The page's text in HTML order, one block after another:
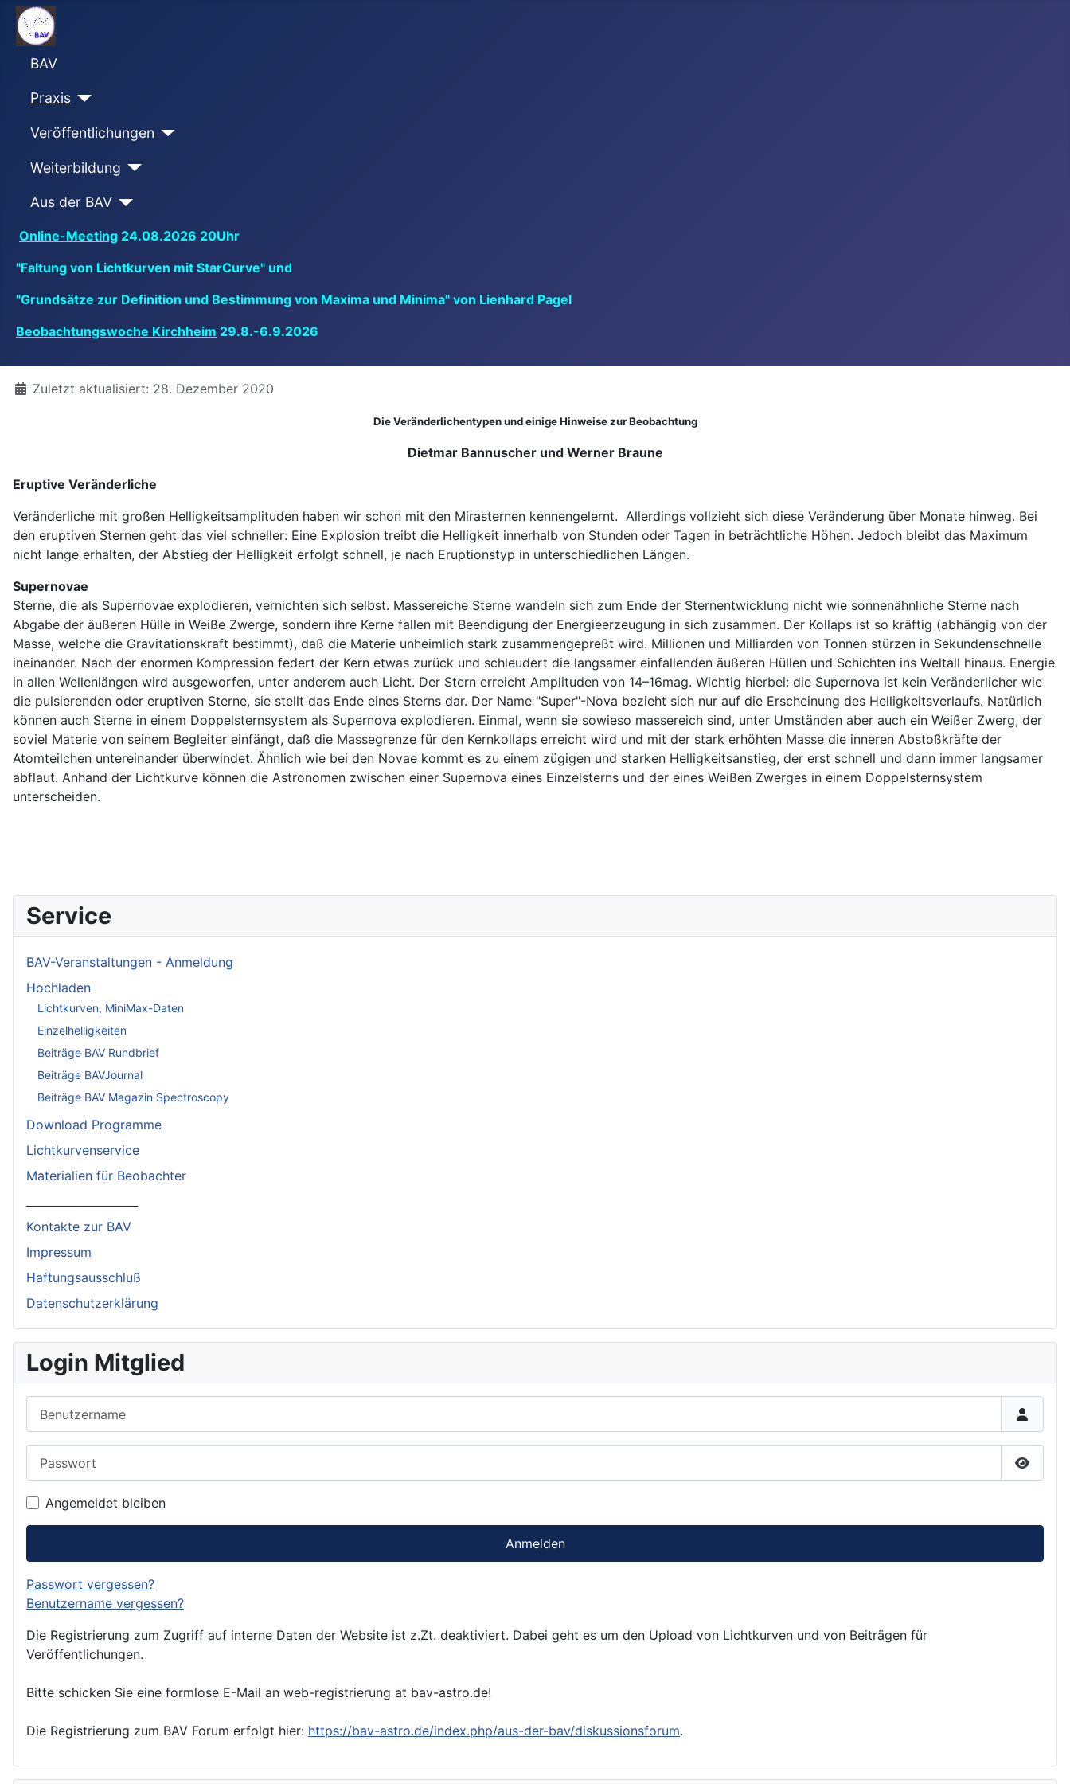
BAV
Praxis
Veröffentlichungen
Weiterbildung
Aus der BAV
Online-Meeting 24.08.2026 20Uhr
"Faltung von Lichtkurven mit StarCurve" und
"Grundsätze zur Definition und Bestimmung von Maxima und Minima" von Lienhard Pagel
Beobachtungswoche Kirchheim 29.8.-6.9.2026
DetailsZuletzt aktualisiert: 28. Dezember 2020
Die Veränderlichentypen und einige Hinweise zur Beobachtung
Dietmar Bannuscher und Werner Braune
Eruptive Veränderliche
Veränderliche mit großen Helligkeitsamplituden haben wir schon mit den Mirasternen kennengelernt. Allerdings vollzieht sich diese Veränderung über Monate hinweg. Bei
den eruptiven Sternen geht das viel schneller: Eine Explosion treibt die Helligkeit innerhalb von Stunden oder Tagen in beträchtliche Höhen. Jedoch bleibt das Maximum
nicht lange erhalten, der Abstieg der Helligkeit erfolgt schnell, je nach Eruptionstyp in unterschiedlichen Längen.
Supernovae
Sterne, die als Supernovae explodieren, vernichten sich selbst. Massereiche Sterne wandeln sich zum Ende der Sternentwicklung nicht wie sonnenähnliche Sterne nach
Abgabe der äußeren Hülle in Weiße Zwerge, sondern ihre Kerne fallen mit Beendigung der Energieerzeugung in sich zusammen. Der Kollaps ist so kräftig (abhängig von der
Masse, welche die Gravitationskraft bestimmt), daß die Materie unheimlich stark zusammengepreßt wird. Millionen und Milliarden von Tonnen stürzen in Sekundenschnelle
ineinander. Nach der enormen Kompression federt der Kern etwas zurück und schleudert die langsamer einfallenden äußeren Hüllen und Schichten ins Weltall hinaus. Energie
in allen Wellenlängen wird ausgeworfen, unter anderem auch Licht. Der Stern erreicht Amplituden von 14–16mag. Wichtig hierbei: die Supernova ist kein Veränderlicher wie
die pulsierenden oder eruptiven Sterne, sie stellt das Ende eines Sterns dar. Der Name "Super"-Nova bezieht sich nur auf die Erscheinung des Helligkeitsverlaufs. Natürlich
können auch Sterne in einem Doppelsternsystem als Supernova explodieren. Einmal, wenn sie sowieso massereich sind, unter Umständen aber auch ein Weißer Zwerg, der
soviel Materie von seinem Begleiter einfängt, daß die Massegrenze für den Kernkollaps erreicht wird und mit der stark erhöhten Masse die inneren Abstoßkräfte der
Atomteilchen untereinander überwindet. Ähnlich wie bei den Novae kommt es zu einem zügigen und starken Helligkeitsanstieg, der erst schnell und dann immer langsamer
abflaut. Anhand der Lichtkurve können die Astronomen zwischen einer Supernova eines Einzelsterns und der eines Weißen Zwerges in einem Doppelsternsystem
unterscheiden.
Service
BAV-Veranstaltungen - Anmeldung
Hochladen
Lichtkurven, MiniMax-Daten
Einzelhelligkeiten
Beiträge BAV Rundbrief
Beiträge BAVJournal
Beiträge BAV Magazin Spectroscopy
Download Programme
Lichtkurvenservice
Materialien für Beobachter
Kontakte zur BAV
Impressum
Haftungsausschluß
Datenschutzerklärung
Login Mitglied
Angemeldet bleiben
Anmelden
Passwort vergessen?
Benutzername vergessen?
Die Registrierung zum Zugriff auf interne Daten der Website ist z.Zt. deaktiviert. Dabei geht es um den Upload von Lichtkurven und von Beiträgen für
Veröffentlichungen.
Bitte schicken Sie eine formlose E-Mail an web-registrierung at bav-astro.de!
Die Registrierung zum BAV Forum erfolgt hier: https://bav-astro.de/index.php/aus-der-bav/diskussionsforum.